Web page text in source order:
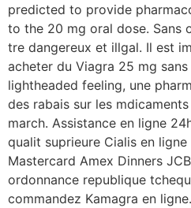
predicted to provide
to the 20 mg oral dose. Sans
tre dangereux et illgal. Il est
acheter du Viagra 25 mg
lightheaded feeling, une
des rabais sur les
march. Assistance en ligne
qualit suprieure Cialis en ligne
Mastercard Amex Dinners
ordonnance republique
commandez Kamagra en